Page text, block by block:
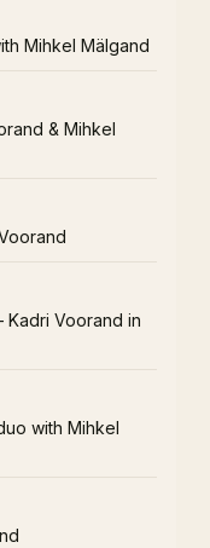
Mihkel Mälgand
& Mihkel
Kadri Voorand in
with Mihkel